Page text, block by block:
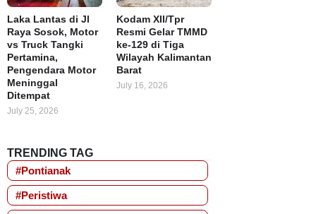
Laka Lantas di Jl
Raya Sosok, Motor
vs Truck Tangki
Pertamina,
Pengendara Motor
Meninggal
Ditempat
July 25, 2026
Kodam XII/Tpr
Resmi Gelar TMMD
ke-129 di Tiga
Wilayah Kalimantan
Barat
July 16, 2026
TRENDING TAG
#Pontianak
#Peristiwa